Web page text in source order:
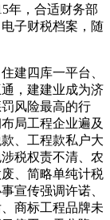
年，合适财务部
子财税档案，随
建四库一平台、
，建建业成为济
风险最高的行
局工程企业遍及
、工程款私户大
税权责不清、农
、简略单纯计税
宣传强调许诺、
商标工程品牌未